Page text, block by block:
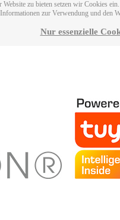
zu bieten setzen wir Cookies
zur Verwendung und den
Nur essenzielle